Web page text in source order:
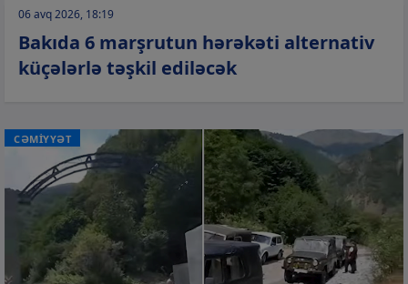
06 avq 2026, 18:19
Bakıda 6 marşrutun hərəkəti alternativ
küçələrlə təşkil ediləcək
CƏMİYYƏT